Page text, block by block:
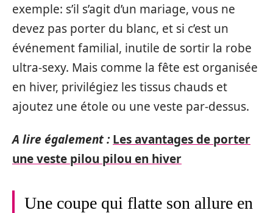
exemple: s’il s’agit d’un mariage, vous ne
devez pas porter du blanc, et si c’est un
événement familial, inutile de sortir la robe
ultra-sexy. Mais comme la fête est organisée
en hiver, privilégiez les tissus chauds et
ajoutez une étole ou une veste par-dessus.
A lire également : Les avantages de porter
une veste pilou pilou en hiver
Une coupe qui flatte son allure en